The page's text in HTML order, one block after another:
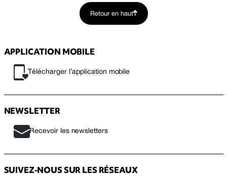
Retour en haut
APPLICATION MOBILE
Télécharger l’application mobile
NEWSLETTER
Recevoir les newsletters
SUIVEZ-NOUS SUR LES RÉSEAUX